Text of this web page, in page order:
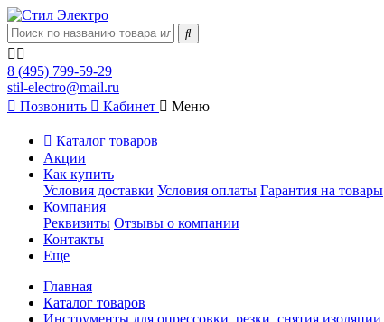
8 (495) 799-59-29
stil-electro@mail.ru
Позвонить
Кабинет Меню
Каталог товаров
Акции
Как купить
Условия доставки Условия оплаты Гарантия на товары
Компания
Реквизиты Отзывы о компании
Контакты
Еще
Главная
Каталог товаров
Инструменты для опрессовки, резки, снятия изоляции